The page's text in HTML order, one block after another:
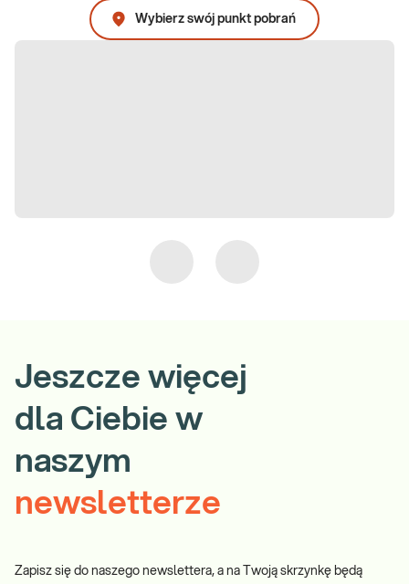
Wybierz swój punkt pobrań
Jeszcze więcej
dla Ciebie w
naszym
newsletterze
Zapisz się do naszego newslettera, a na Twoją skrzynkę będą